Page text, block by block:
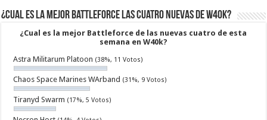
¿Cual es la mejor Battleforce las cuatro nuevas de W40k?
¿Cual es la mejor Battleforce de las nuevas cuatro de esta
semana en W40k?
Astra Militarum Platoon (38%, 11 Votos)
Chaos Space Marines WArband (31%, 9 Votos)
Tiranyd Swarm (17%, 5 Votos)